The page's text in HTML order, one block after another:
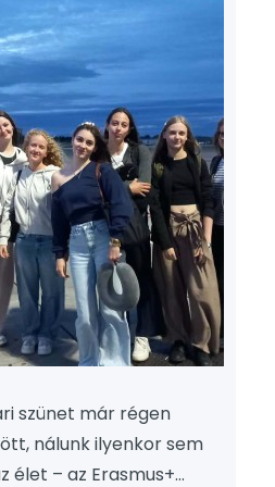
Az Erasmus-program
nemcsak
jelentett,
adott arra is,
szünet már régen
nálunk ilyenkor sem
élet – az Erasmus+